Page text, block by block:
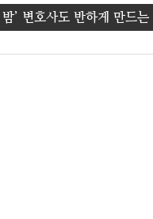
밤’ 변호사도 반하게 만드